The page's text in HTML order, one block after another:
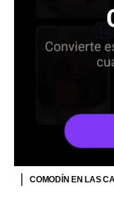
COMODÍN EN LAS